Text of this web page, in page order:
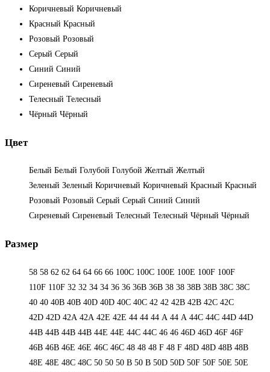
Коричневый Коричневый
Красный Красный
Розовый Розовый
Серый Серый
Синий Синий
Сиреневый Сиреневый
Телесный Телесный
Чёрный Чёрный
Цвет
Белый Белый Голубой Голубой Желтый Желтый
Зеленый Зеленый Коричневый Коричневый Красный Красный
Розовый Розовый Серый Серый Синий Синий
Сиреневый Сиреневый Телесный Телесный Чёрный Чёрный
Размер
58 58 62 62 64 64 66 66 100C 100C 100E 100E 100F 100F
110F 110F 32 32 34 34 36 36 36B 36B 38 38 38B 38B 38С 38С
40 40 40B 40B 40D 40D 40С 40С 42 42 42B 42B 42C 42C
42D 42D 42А 42А 42Е 42Е 44 44 44 А 44 А 44C 44C 44D 44D
44В 44В 44В 44В 44Е 44Е 44С 44С 46 46 46D 46D 46F 46F
46В 46В 46Е 46Е 46С 46С 48 48 48 F 48 F 48D 48D 48В 48В
48Е 48Е 48С 48С 50 50 50 B 50 B 50D 50D 50F 50F 50Е 50Е